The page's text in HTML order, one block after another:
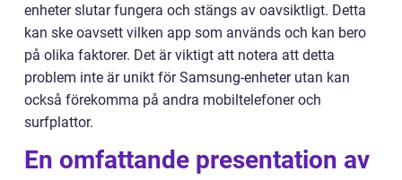
enheter slutar fungera och stängs av oavsiktligt. Detta
kan ske oavsett vilken app som används och kan bero
på olika faktorer. Det är viktigt att notera att detta
problem inte är unikt för Samsung-enheter utan kan
också förekomma på andra mobiltelefoner och
surfplattor.
En omfattande presentation av